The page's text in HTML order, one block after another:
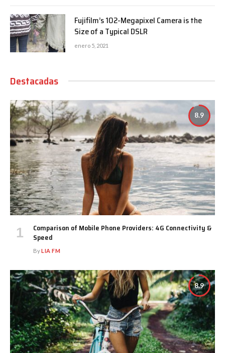
Fujifilm’s 102-Megapixel Camera is the
Size of a Typical DSLR
enero 5, 2021
Destacadas
8.9
Comparison of Mobile Phone Providers: 4G Connectivity &
Speed
ByLIA FM
8.9